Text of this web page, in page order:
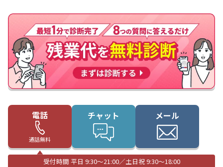
電話
通話無料
受付時間 平日 9:30〜21:00／土日祝 9:30〜18:00
チャット メール